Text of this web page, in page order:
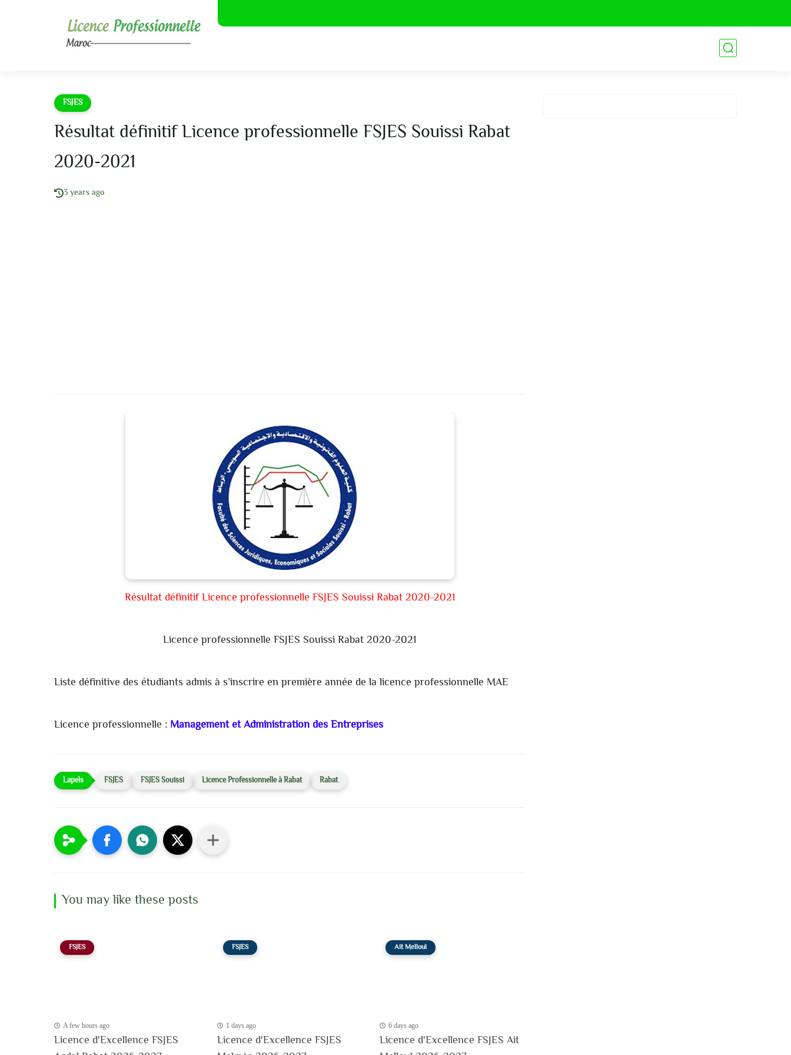
FSJES
Résultat définitif Licence professionnelle FSJES Souissi Rabat
2020-2021
3 years ago
Résultat définitif Licence professionnelle FSJES Souissi Rabat 2020-2021
Licence professionnelle FSJES Souissi Rabat 2020-2021
Liste définitive des étudiants admis à s’inscrire en première année de la licence professionnelle MAE
Licence professionnelle : Management et Administration des Entreprises
FSJES FSJES Souissi Licence Professionnelle à Rabat Rabat
You may like these posts
FSJES
A few hours ago
Licence d'Excellence FSJES
FSJES
1 days ago
Licence d'Excellence FSJES
Ait Melloul
6 days ago
Licence d'Excellence FSJES Ait